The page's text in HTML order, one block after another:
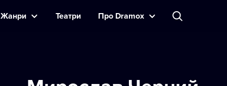
Жанри Театри Прo Dramox